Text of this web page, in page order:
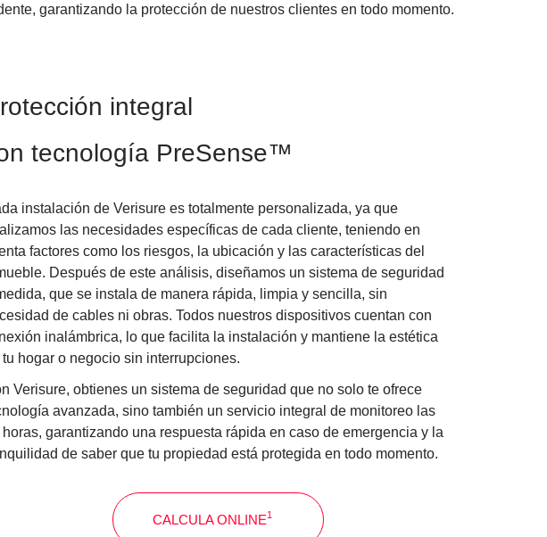
garantizando la protección de nuestros clientes en todo momento.
integral
tecnología PreSense™
instalación de Verisure es totalmente personalizada, ya que
las necesidades específicas de cada cliente, teniendo en
factores como los riesgos, la ubicación y las características del
Después de este análisis, diseñamos un sistema de seguridad
que se instala de manera rápida, limpia y sencilla, sin
de cables ni obras. Todos nuestros dispositivos cuentan con
inalámbrica, lo que facilita la instalación y mantiene la estética
tu hogar o negocio sin interrupciones.
Verisure, obtienes un sistema de seguridad que no solo te ofrece
avanzada, sino también un servicio integral de monitoreo las
horas, garantizando una respuesta rápida en caso de emergencia y la
de saber que tu propiedad está protegida en todo momento.
CALCULA ONLINE1